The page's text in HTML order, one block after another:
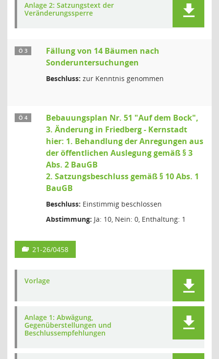
Anlage 2: Satzungstext der
Veränderungssperre
Ö 3
Fällung von 14 Bäumen nach
Sonderuntersuchungen
Beschluss: zur Kenntnis genommen
Ö 4
Bebauungsplan Nr. 51 "Auf dem Bock",
3. Änderung in Friedberg - Kernstadt
hier: 1. Behandlung der Anregungen aus
der öffentlichen Auslegung gemäß § 3
Abs. 2 BauGB
2. Satzungsbeschluss gemäß § 10 Abs. 1
BauGB
Beschluss: Einstimmig beschlossen
Abstimmung: Ja: 10, Nein: 0, Enthaltung: 1
21-26/0458
Vorlage
Anlage 1: Abwägung,
Gegenüberstellungen und
Beschlussempfehlungen